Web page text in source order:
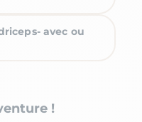
avec ou
!